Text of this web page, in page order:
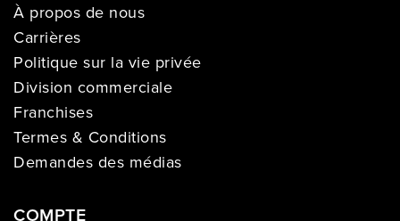
À propos de nous
Carrières
Politique sur la vie privée
Division commerciale
Franchises
Termes & Conditions
Demandes des médias
COMPTE